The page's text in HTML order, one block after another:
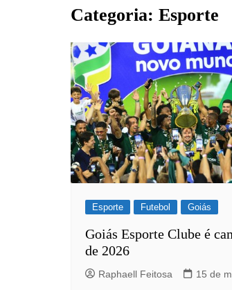
Carmo
Catalão
Ceres
Crixás
Estrela
Goiânia
Categoria: Esporte
Esporte Futebol Goiás
Goiás Esporte Clube é
de 2026
Raphaell Feitosa 15 de